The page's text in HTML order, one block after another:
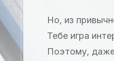
Но, из
Тебе игра
Поэтому, даже